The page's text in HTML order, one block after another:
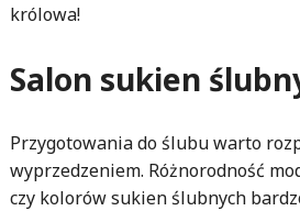
królowa!
Salon sukien
Przygotowania do ślubu warto
wyprzedzeniem. Różnorodność
czy kolorów sukien ślubnych